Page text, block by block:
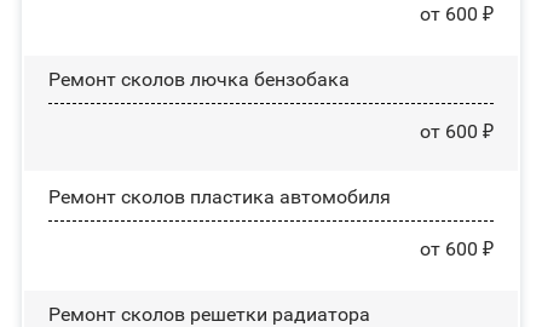
от 600 ₽
Ремонт сколов лючка бензобака
от 600 ₽
Ремонт сколов пластика автомобиля
от 600 ₽
Ремонт сколов решетки радиатора